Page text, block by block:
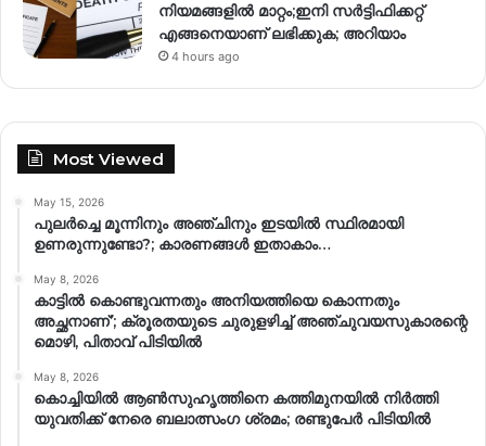
നിയമങ്ങളില്‍ മാറ്റം;ഇനി സര്‍ട്ടിഫിക്കറ്റ്
എങ്ങനെയാണ് ലഭിക്കുക; അറിയാം
4 hours ago
Most Viewed
May 15, 2026
പുലർച്ചെ മൂന്നിനും അഞ്ചിനും ഇടയിൽ സ്ഥിരമായി
ഉണരുന്നുണ്ടോ?; കാരണങ്ങള്‍ ഇതാകാം…
May 8, 2026
കാട്ടിൽ കൊണ്ടുവന്നതും അനിയത്തിയെ കൊന്നതും
അച്ഛനാണ്’; ക്രൂരതയുടെ ചുരുളഴിച്ച് അഞ്ചുവയസുകാരന്റെ
മൊഴി, പിതാവ് പിടിയിൽ
May 8, 2026
കൊച്ചിയിൽ ആൺസുഹൃത്തിനെ കത്തിമുനയിൽ നിർത്തി
യുവതിക്ക് നേരെ ബലാത്സംഗ​ ശ്രമം; രണ്ടുപേർ പിടിയിൽ